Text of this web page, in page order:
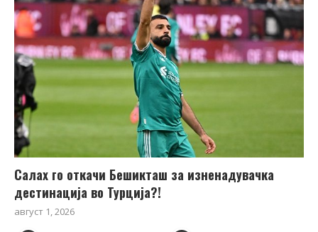
Салах го откачи Бешикташ за изненадувачка
дестинација во Турција?!
август 1, 2026